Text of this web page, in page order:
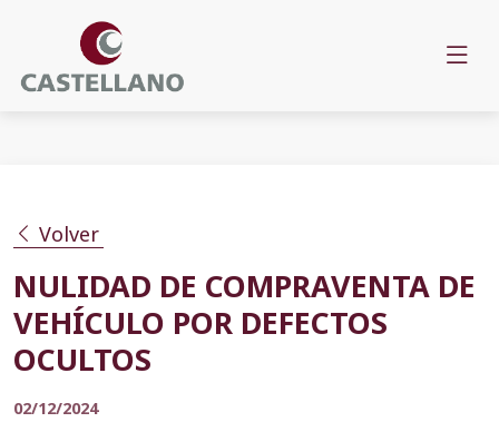
Volver
NULIDAD DE COMPRAVENTA DE
VEHÍCULO POR DEFECTOS
OCULTOS
02/12/2024